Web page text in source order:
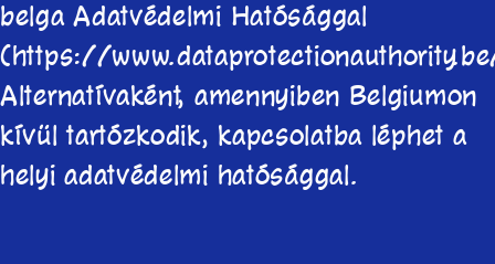
belga Adatvédelmi Hatósággal
(https://
Alternatívaként, amennyiben Belgiumon
kívül tartózkodik, kapcsolatba léphet a
helyi adatvédelmi hatósággal.